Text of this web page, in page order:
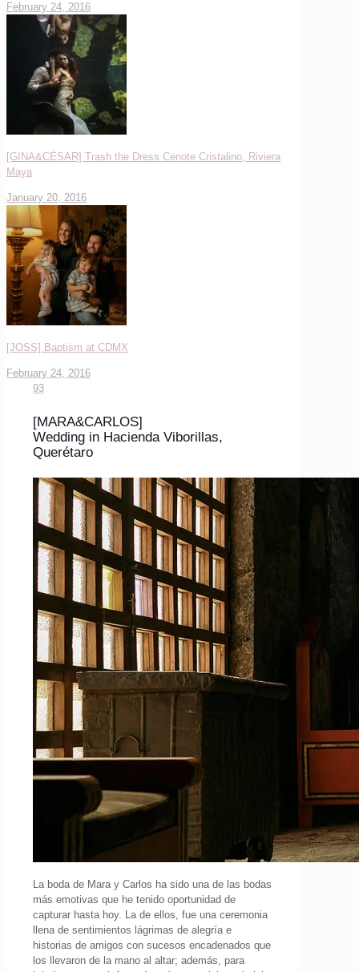
February 24, 2016
[GINA&CÉSAR] Trash the Dress Cenote Cristalino, Riviera
Maya
January 20, 2016
[JOSS] Baptism at CDMX
February 24, 2016
93
[MARA&CARLOS]
Wedding in Hacienda Viborillas,
Querétaro
La boda de Mara y Carlos ha sido una de las bodas
más emotivas que he tenido oportunidad de
capturar hasta hoy. La de ellos, fue una ceremonia
llena de sentimientos lágrimas de alegría e
historias de amigos con sucesos encadenados que
los llevaron de la mano al altar; además, para